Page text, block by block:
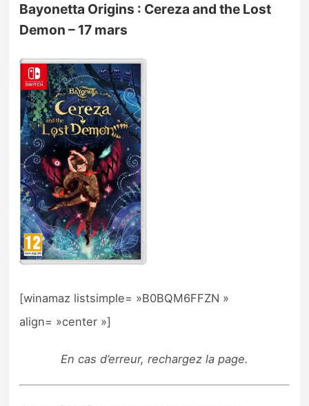
Bayonetta Origins : Cereza and the Lost
Demon – 17 mars
[winamaz listsimple= »B0BQM6FFZN »
align= »center »]
En cas d’erreur, rechargez la page.